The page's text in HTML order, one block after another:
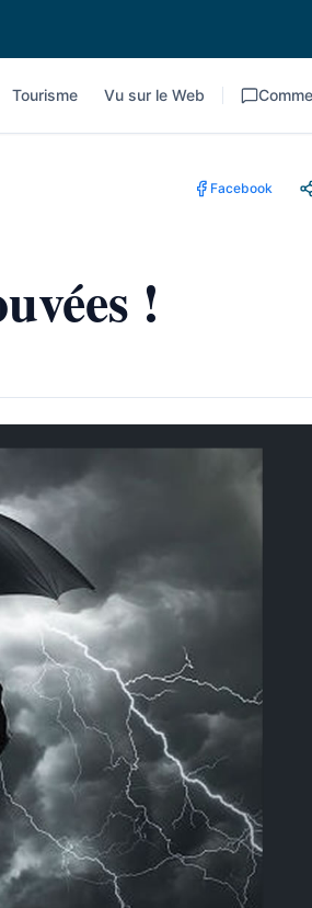
Tourisme Vu sur le Web
Facebook
!